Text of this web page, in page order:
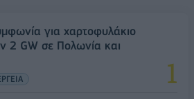
για χαρτοφυλάκιο
GW σε Πολωνία και